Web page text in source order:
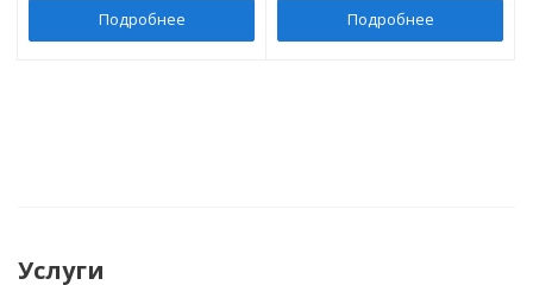
Подробнее Подробнее
Услуги